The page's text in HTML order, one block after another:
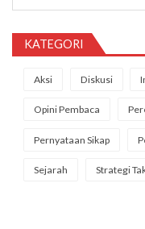
KATEGORI
Aksi Diskusi
Opini Pembaca
Pernyataan Sikap
Sejarah Strategi